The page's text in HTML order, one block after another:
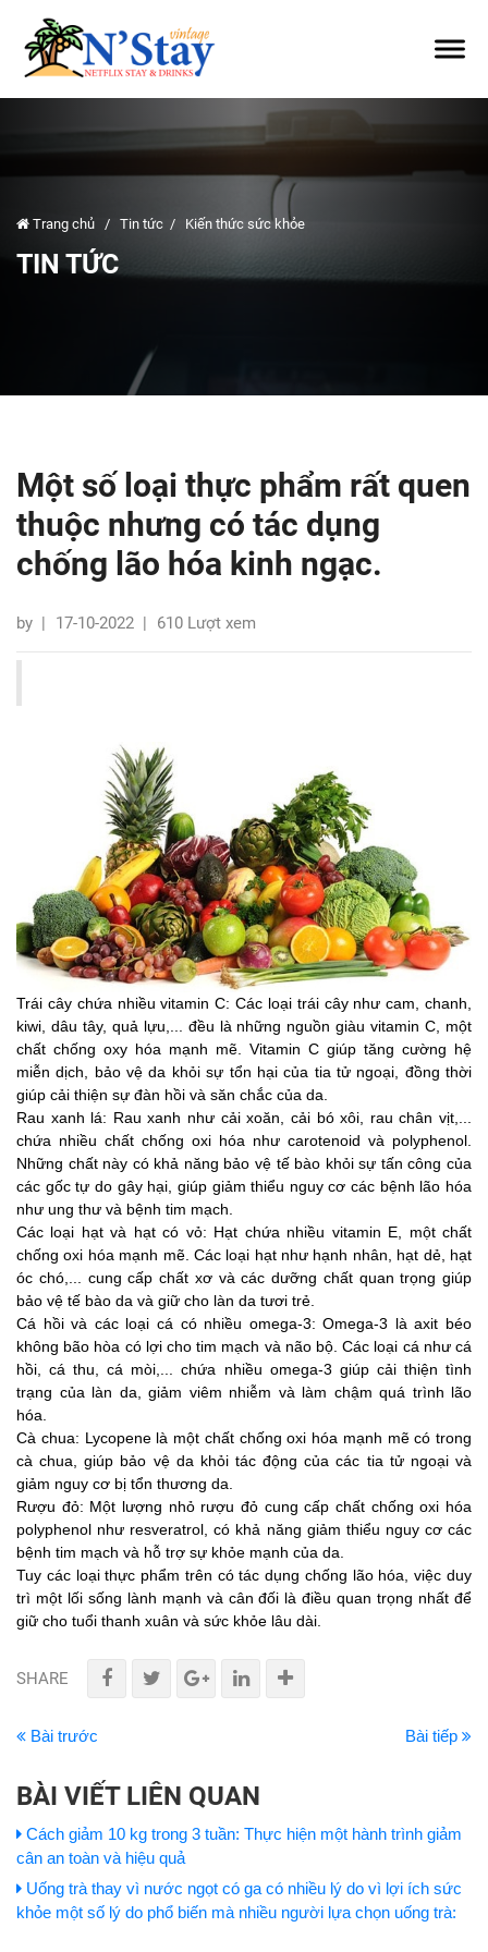
Trang chủ / Tin tức / Kiến thức sức khỏe
TIN TỨC
Một số loại thực phẩm rất quen
thuộc nhưng có tác dụng
chống lão hóa kinh ngạc.
by | 17-10-2022 | 610 Lượt xem
Trái cây chứa nhiều vitamin C: Các loại trái cây như cam, chanh,
kiwi, dâu tây, quả lựu,... đều là những nguồn giàu vitamin C, một
chất chống oxy hóa mạnh mẽ. Vitamin C giúp tăng cường hệ
miễn dịch, bảo vệ da khỏi sự tổn hại của tia tử ngoại, đồng thời
giúp cải thiện sự đàn hồi và săn chắc của da.
Rau xanh lá: Rau xanh như cải xoăn, cải bó xôi, rau chân vịt,...
chứa nhiều chất chống oxi hóa như carotenoid và polyphenol.
Những chất này có khả năng bảo vệ tế bào khỏi sự tấn công của
các gốc tự do gây hại, giúp giảm thiểu nguy cơ các bệnh lão hóa
như ung thư và bệnh tim mạch.
Các loại hạt và hạt có vỏ: Hạt chứa nhiều vitamin E, một chất
chống oxi hóa mạnh mẽ. Các loại hạt như hạnh nhân, hạt dẻ, hạt
óc chó,... cung cấp chất xơ và các dưỡng chất quan trọng giúp
bảo vệ tế bào da và giữ cho làn da tươi trẻ.
Cá hồi và các loại cá có nhiều omega-3: Omega-3 là axit béo
không bão hòa có lợi cho tim mạch và não bộ. Các loại cá như cá
hồi, cá thu, cá mòi,... chứa nhiều omega-3 giúp cải thiện tình
trạng của làn da, giảm viêm nhiễm và làm chậm quá trình lão
hóa.
Cà chua: Lycopene là một chất chống oxi hóa mạnh mẽ có trong
cà chua, giúp bảo vệ da khỏi tác động của các tia tử ngoại và
giảm nguy cơ bị tổn thương da.
Rượu đỏ: Một lượng nhỏ rượu đỏ cung cấp chất chống oxi hóa
polyphenol như resveratrol, có khả năng giảm thiểu nguy cơ các
bệnh tim mạch và hỗ trợ sự khỏe mạnh của da.
Tuy các loại thực phẩm trên có tác dụng chống lão hóa, việc duy
trì một lối sống lành mạnh và cân đối là điều quan trọng nhất để
giữ cho tuổi thanh xuân và sức khỏe lâu dài.
SHARE
Bài trước Bài tiếp
BÀI VIẾT LIÊN QUAN
Cách giảm 10 kg trong 3 tuần: Thực hiện một hành trình giảm
cân an toàn và hiệu quả
Uống trà thay vì nước ngọt có ga có nhiều lý do vì lợi ích sức
khỏe một số lý do phổ biến mà nhiều người lựa chọn uống trà: